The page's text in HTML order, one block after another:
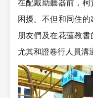
在配戴助聽器前，
困擾。不但和同住的
朋友們及在花蓮教書
尤其和證卷行人員溝